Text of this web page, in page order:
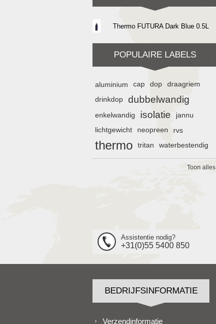
Thermo FUTURA Dark Blue 0.5L
POPULAIRE LABELS
aluminium cap dop
draagriem
drinkdop
dubbelwandig
enkelwandig isolatie jannu
lichtgewicht neopreen rvs
thermo tritan waterbestendig
Toon alles
Assistentie nodig?
+31(0)55 5400 850
BEDRIJFSINFORMATIE
Verzendinformatie